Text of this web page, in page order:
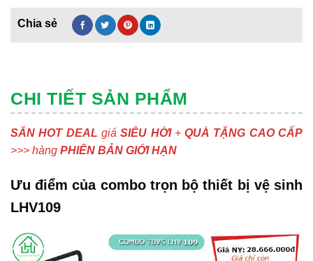
CHI TIẾT SẢN PHẨM
SĂN HOT DEAL giáSIÊU HỜI+QUÀ TẶNG CAO CẤP
>>> hàng PHIÊN BẢN GIỚI HẠN
Ưu điểm của combo trọn bộ thiết bị vệ sinh
LHV109